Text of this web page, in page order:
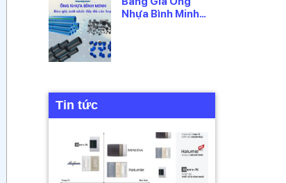
Nhựa Bình Minh
Tin tức